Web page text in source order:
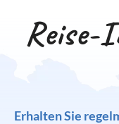
Erhalten Sie